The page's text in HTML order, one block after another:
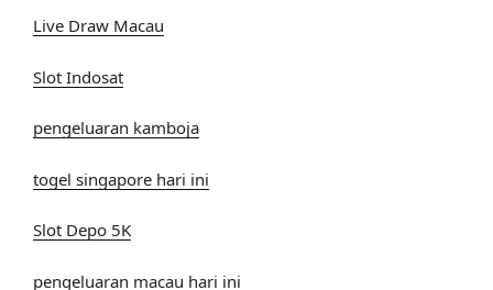
Live Draw Macau
Slot Indosat
pengeluaran kamboja
togel singapore hari ini
Slot Depo 5K
pengeluaran macau hari ini